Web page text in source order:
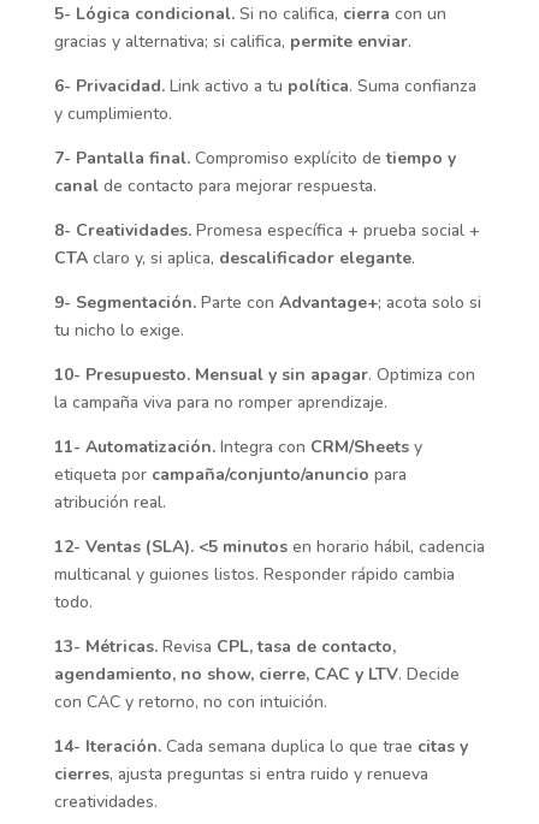
5- Lógica condicional.Si no califica, cierra con un
gracias y alternativa; si califica, permite enviar.
6- Privacidad.Link activo a tu política. Suma confianza
y cumplimiento.
7- Pantalla final.Compromiso explícito detiempo y
canalde contacto para mejorar respuesta.
8- Creatividades.Promesa específica + prueba social +
CTAclaro y, si aplica, descalificador elegante.
9- Segmentación.Parte con Advantage+; acota solo si
tu nicho lo exige.
10- Presupuesto. Mensual y sin apagar. Optimiza con
la campaña viva para no romper aprendizaje.
11- Automatización.Integra con CRM/Sheetsy
etiqueta por campaña/conjunto/anuncio para
atribución real.
12- Ventas (SLA). <5 minutosen horario hábil, cadencia
multicanal y guiones listos. Responder rápido cambia
todo.
13- Métricas.Revisa CPL, tasa de contacto,
agendamiento, no show, cierre, CAC y LTV. Decide
con CAC y retorno, no con intuición.
14- Iteración.Cada semana duplica lo que trae citas y
cierres, ajusta preguntas si entra ruido y renueva
creatividades.